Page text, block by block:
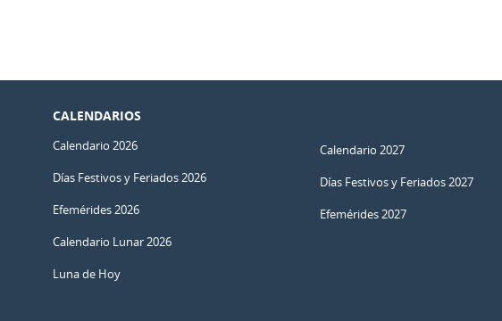
CALENDARIOS
Calendario 2026
Días Festivos y Feriados 2026
Efemérides 2026
Calendario Lunar 2026
Luna de Hoy
Calendario 2027
Días Festivos y Feriados 2027
Efemérides 2027